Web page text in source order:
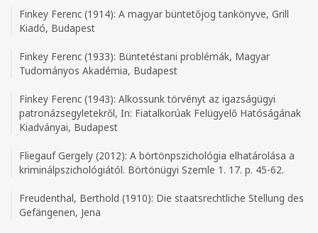
Finkey Ferenc (1914): A magyar büntetőjog tankönyve, Grill
Kiadó, Budapest
Finkey Ferenc (1933): Büntetéstani problémák, Magyar
Tudományos Akadémia, Budapest
Finkey Ferenc (1943): Alkossunk törvényt az igazságügyi
patronázsegyletekről, In: Fiatalkorúak Felügyelő Hatóságának
Kiadványai, Budapest
Fliegauf Gergely (2012): A börtönpszichológia elhatárolása a
kriminálpszichológiától. Börtönügyi Szemle 1. 17. p. 45-62.
Freudenthal, Berthold (1910): Die staatsrechtliche Stellung des
Gefängenen, Jena